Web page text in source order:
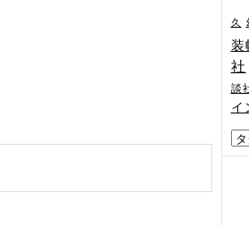
久
装
社
談
イ